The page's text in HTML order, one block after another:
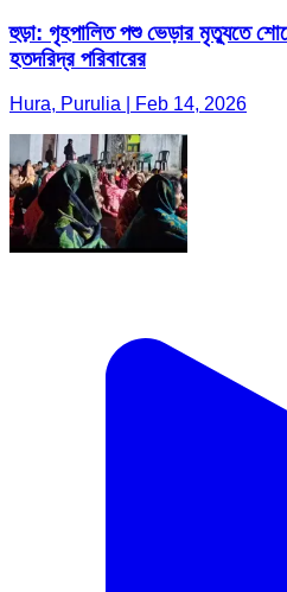
হুড়া: গৃহপালিত পশু ভেড়ার মৃত্যুতে
হতদরিদ্র পরিবারের
Hura, Purulia | Feb 14, 2026